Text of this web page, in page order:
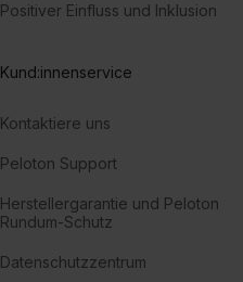
Positiver Einfluss und Inklusion
Kund:innenservice
Kontaktiere uns
Peloton Support
Herstellergarantie und Peloton
Rundum-Schutz
Datenschutzzentrum